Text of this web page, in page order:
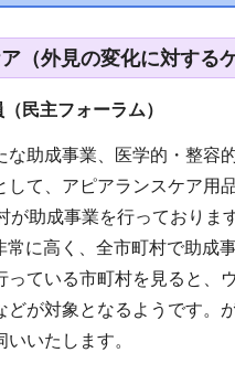
（外見の変化に対する
主フォーラム）
な助成事業、医学的・整容
して、アピアランスケア用
が助成事業を行っておりま
に高く、全市町村で助成
っている市町村を見ると、
どが対象となるようです。
いたします。